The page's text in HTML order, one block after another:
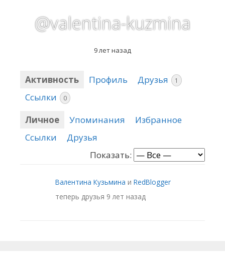
@valentina-kuzmina
9 лет назад
Активность Профиль Друзья 1
Ссылки 0
Личное Упоминания
Избранное
Ссылки
Друзья
Показать:
Валентина Кузьмина и RedBlogger
теперь друзья 9 лет назад